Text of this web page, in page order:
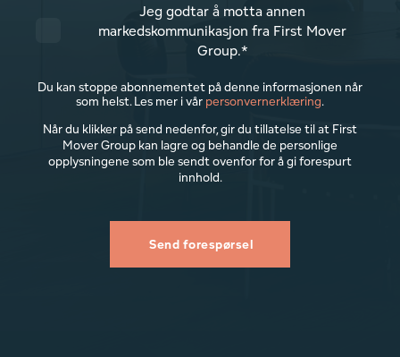
Jeg godtar å motta annen
markedskommunikasjon fra First Mover
Group.*
Du kan stoppe abonnementet på denne informasjonen når
som helst. Les mer i vår personvernerklæring.
Når du klikker på send nedenfor, gir du tillatelse til at First
Mover Group kan lagre og behandle de personlige
opplysningene som ble sendt ovenfor for å gi forespurt
innhold.